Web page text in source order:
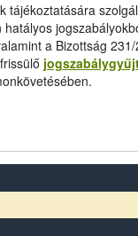
tájékoztatására
a Bizottság